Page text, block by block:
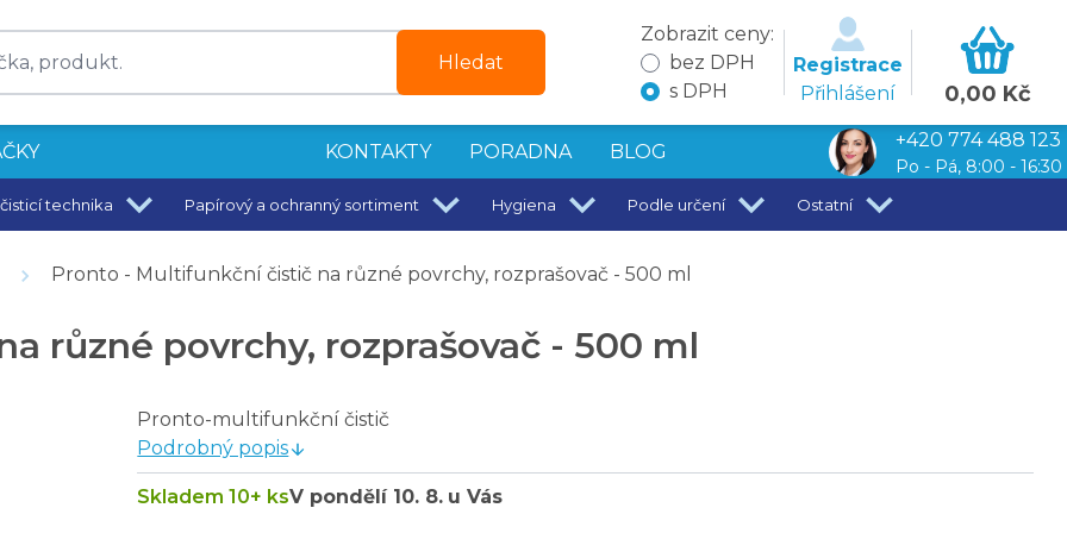
Hledat
Zobrazit ceny:
bez DPH
s DPH
Registrace
Přihlášení
0,00 Kč
KONTAKTY PORADNA BLOG
+420 774 488 123
Po - Pá, 8:00 - 16:30
technika Papírový a ochranný sortiment Hygiena Podle určení Ostatní
370 g/m2. Extra savý, vysoký vlas
tyčí 90/113 cm
40 x 40 cm
Pronto - Multifunkční čistič na různé povrchy, rozprašovač - 500 ml
různé povrchy, rozprašovač - 500 ml
Pronto-multifunkční čistič
Podrobný popis
Skladem 10+ ksV pondělí 10. 8. u Vás